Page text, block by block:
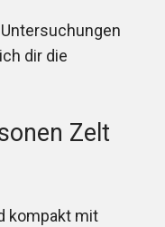
dir die
Zelt
kompakt mit